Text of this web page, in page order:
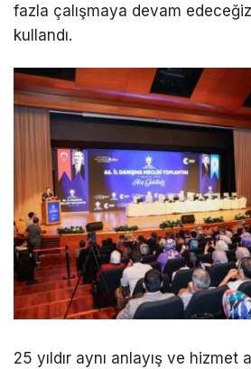
fazla çalışmaya devam
kullandı.
25 yıldır aynı anlayış ve hizmet